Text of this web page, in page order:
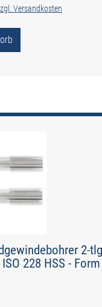
Versandkosten
2-
228 HSS -